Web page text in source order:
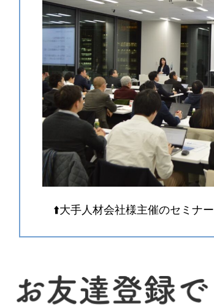
⬆️大手人材会社様主催のセミナー